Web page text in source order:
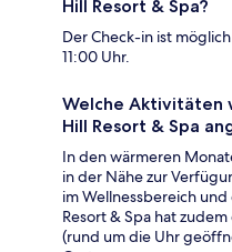
Hill Resort & Spa?
Der Check-in ist
11:00 Uhr.
Welche Aktivitäten
Hill Resort & Spa
In den wärmeren
in der Nähe zur
im Wellnessbereich
Resort & Spa hat
(rund um die Uhr